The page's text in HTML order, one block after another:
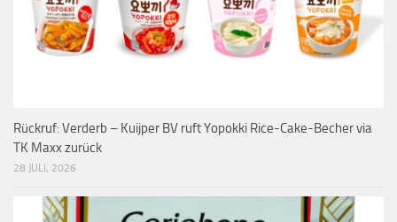
Rückruf: Verderb – Kuijper BV ruft Yopokki Rice-Cake-Becher via
TK Maxx zurück
28 JULI, 2026